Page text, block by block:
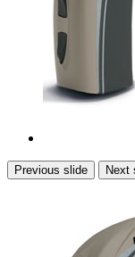
Previous slide Next